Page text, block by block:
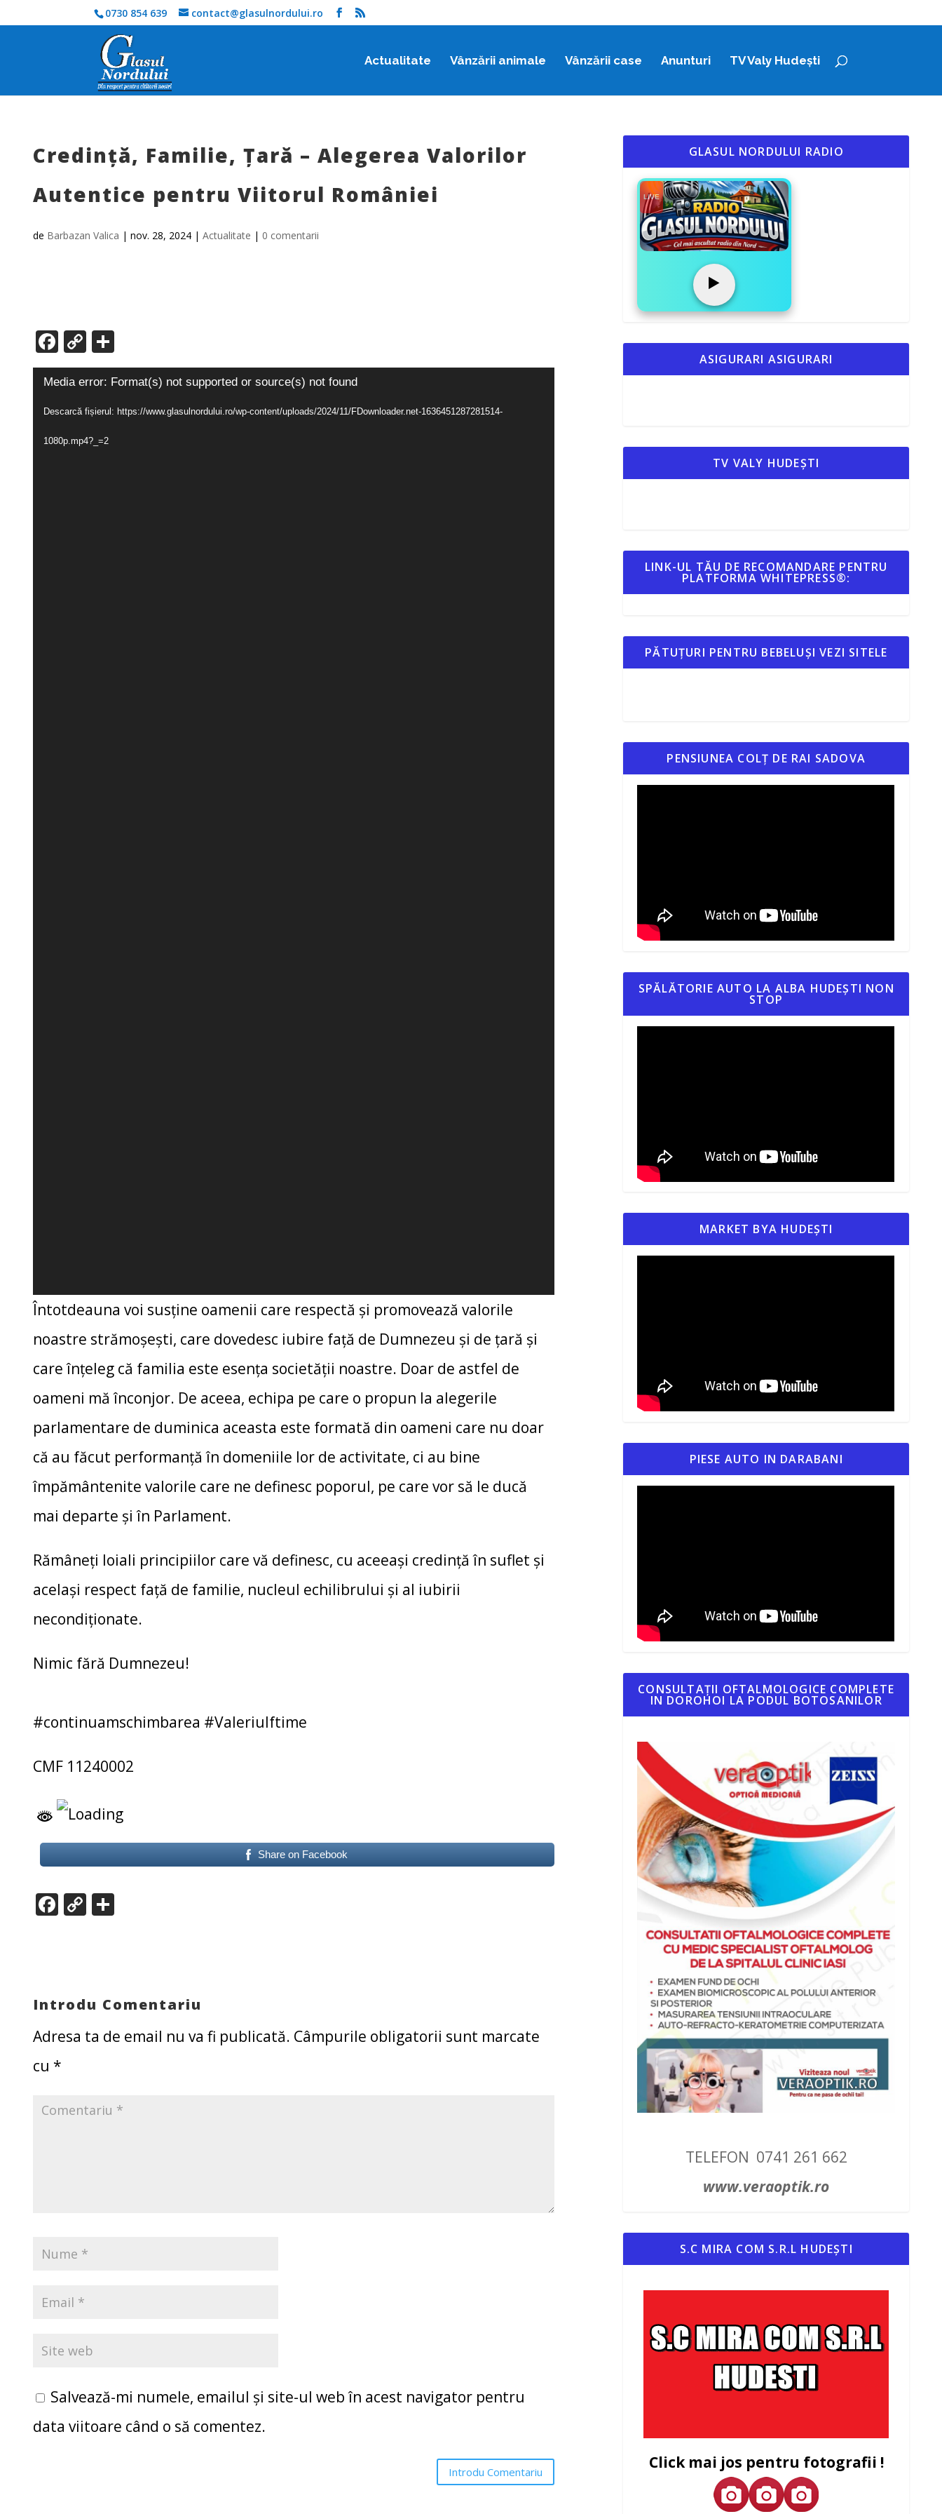
0730 854 639 contact@glasulnordului.ro
Actualitate Vânzării animale Vânzării case Anunturi TV Valy Hudești
Credință, Familie, Țară – Alegerea Valorilor
Autentice pentru Viitorul României
de Barbazan Valica |nov. 28, 2024 |Actualitate | 0 comentarii
F
ac
e
b
o
o
C
o
p
y
Li
n
ar
ta
je
Player
video
Media error: Format(s) not supported or source(s) not found
Descarcă fișierul: https://www.glasulnordului.ro/wp-content/uploads/2024/11/FDownloader.net-1636451287281514-
1080p.mp4?_=2
Întotdeauna voi susține oamenii care respectă și promovează valorile
noastre strămoșești, care dovedesc iubire față de Dumnezeu și de țară și
care înțeleg că familia este esența societății noastre. Doar de astfel de
oameni mă înconjor. De aceea, echipa pe care o propun la alegerile
parlamentare de duminica aceasta este formată din oameni care nu doar
că au făcut performanță în domeniile lor de activitate, ci au bine
împământenite valorile care ne definesc poporul, pe care vor să le ducă
mai departe și în Parlament.
Rămâneți loiali principiilor care vă definesc, cu aceeași credință în suflet și
același respect față de familie, nucleul echilibrului și al iubirii
necondiționate.
Nimic fără Dumnezeu!
#continuamschimbarea #ValeriuIftime
CMF 11240002
Share on Facebook
F
o
o
k
C
Li
n
k
az
ă
Introdu Comentariu
Adresa ta de email nu va fi publicată. Câmpurile obligatorii sunt marcate
cu *
Salvează-mi numele, emailul și site-ul web în acest navigator pentru
data viitoare când o să comentez.
GLASUL NORDULUI RADIO
LIVE
▶️
ASIGURARI ASIGURARI
TV VALY HUDEȘTI
LINK-UL TĂU DE RECOMANDARE PENTRU
PLATFORMA WHITEPRESS®:
PĂTUȚURI PENTRU BEBELUȘI VEZI SITELE
PENSIUNEA COLȚ DE RAI SADOVA
SPĂLĂTORIE AUTO LA ALBA HUDEȘTI NON
STOP
MARKET BYA HUDEȘTI
PIESE AUTO IN DARABANI
CONSULTAȚII OFTALMOLOGICE COMPLETE
IN DOROHOI LA PODUL BOTOSANILOR
TELEFON 0741 261 662
www.veraoptik.ro
S.C MIRA COM S.R.L HUDEȘTI
Click mai jos pentru fotografii !